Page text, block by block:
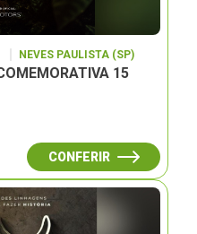
NEVES PAULISTA (SP)
15
CONFERIR